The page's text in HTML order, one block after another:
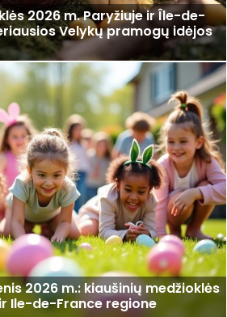
2026 m. Paryžiuje ir Île-de-
Velykų pramogų idėjos
2026 m.: kiaušinių medžioklės
Ile-de-France regione